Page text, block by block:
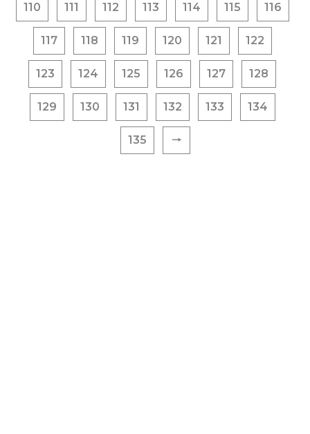
110 111 112 113 114 115 116
117 118 119 120 121 122
123 124 125 126 127 128
129 130 131 132 133 134
135 🠒